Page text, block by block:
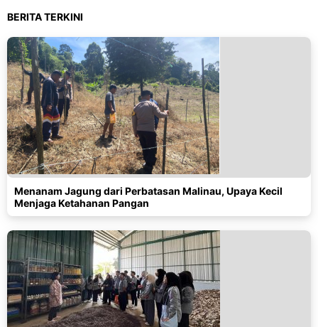
BERITA TERKINI
Menanam Jagung dari Perbatasan Malinau, Upaya Kecil
Menjaga Ketahanan Pangan